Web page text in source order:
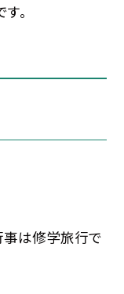
。
事は修学旅行で